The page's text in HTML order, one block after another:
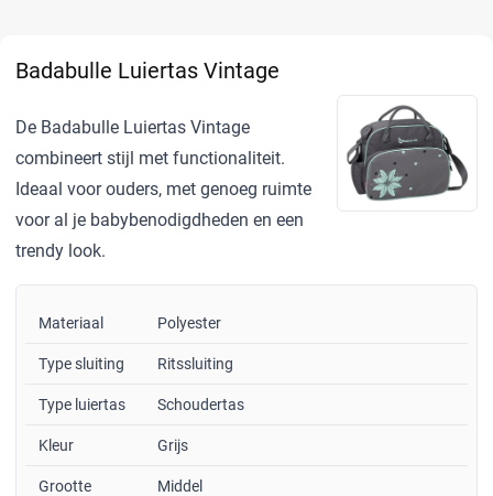
Badabulle Luiertas Vintage
De Badabulle Luiertas Vintage
combineert stijl met functionaliteit.
Ideaal voor ouders, met genoeg ruimte
voor al je babybenodigdheden en een
trendy look.
Materiaal Polyester
Type sluiting Ritssluiting
Type luiertas Schoudertas
Kleur Grijs
Grootte Middel